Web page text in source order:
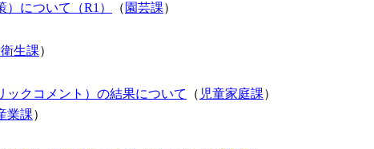
について（R1） （ 園芸課）
生課）
クコメント）の結果について （ 児童家庭課）
業課）